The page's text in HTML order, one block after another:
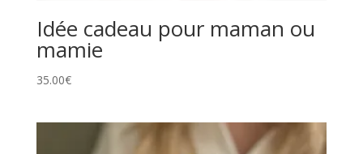
Idée cadeau pour maman ou
mamie
35.00€